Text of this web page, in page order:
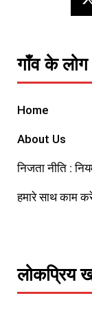
गाँव के लोग
Home
About Us
निजता नीति :
हमारे साथ काम
लोकप्रिय